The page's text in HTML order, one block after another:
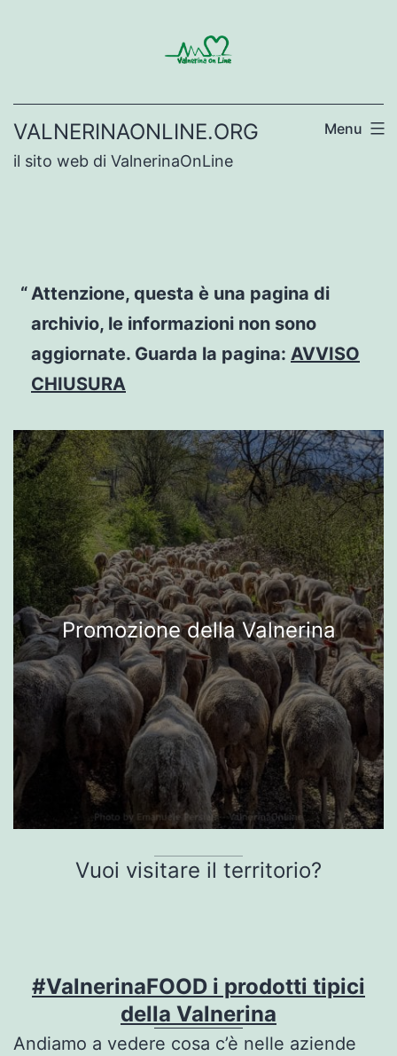
VALNERINAONLINE.ORG
il sito web di ValnerinaOnLine
Menu
Attenzione, questa è una pagina di
archivio, le informazioni non sono
aggiornate. Guarda la pagina: AVVISO
CHIUSURA
Promozione della Valnerina
Vuoi visitare il territorio?
#ValnerinaFOOD i prodotti tipici
della Valnerina
Andiamo a vedere cosa c’è nelle aziende